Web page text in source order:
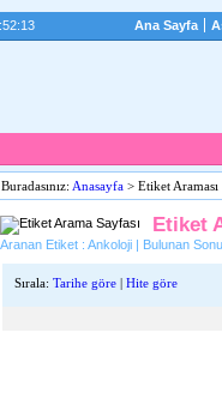
Ana Sayfa
Buradasınız: Anasayfa > Etiket
Etiket
Aranan Etiket : Ankoloji | Bulunan
Sırala: Tarihe göre | Hite göre